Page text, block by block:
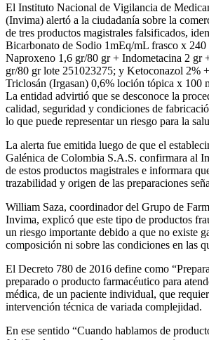
El Instituto Nacional de Vigilancia de
(Invima) alertó a la ciudadanía sobre la
de tres productos magistrales falsificados,
Bicarbonato de Sodio 1mEq/mL frasco x
Naproxeno 1,6 gr/80 gr + Indometacina 2 gr
gr/80 gr lote 251023275; y Ketoconazol 2%
Triclosán (Irgasan) 0,6% loción tópica x 100
La entidad advirtió que se desconoce la
calidad, seguridad y condiciones de
lo que puede representar un riesgo para la
La alerta fue emitida luego de que el
Galénica de Colombia S.A.S. confirmara al
de estos productos magistrales e informara
trazabilidad y origen de las preparaciones
William Saza, coordinador del Grupo de
Invima, explicó que este tipo de productos
un riesgo importante debido a que no existe
composición ni sobre las condiciones en las
El Decreto 780 de 2016 define como
preparado o producto farmacéutico para
médica, de un paciente individual, que
intervención técnica de variada complejidad.
En ese sentido “Cuando hablamos de